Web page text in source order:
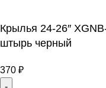
Крылья 24-26″
штырь черный
370 ₽